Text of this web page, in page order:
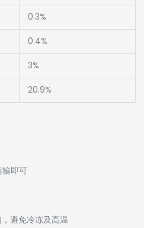
0.3%
0.4%
3%
20.9%
输即可
避免冷冻及高温